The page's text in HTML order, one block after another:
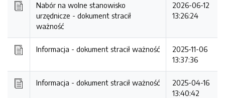
Nabór na wolne stanowisko
urzędnicze - dokument stracił
ważność
2026-06-12
13:26:24
Informacja - dokument stracił ważność
2025-11-06
13:37:36
Informacja - dokument stracił ważność
2025-04-16
13:40:42